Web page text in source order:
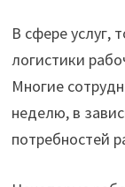
В сфере услуг,
логистики
Многие
неделю, в
потребностей